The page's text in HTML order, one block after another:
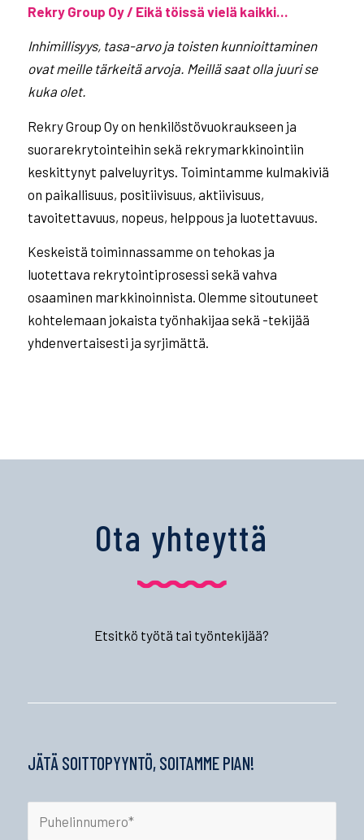
Rekry Group Oy / Eikä töissä vielä kaikki…
Inhimillisyys, tasa-arvo ja toisten kunnioittaminen
ovat meille tärkeitä arvoja. Meillä saat olla juuri se
kuka olet.
Rekry Group Oy on henkilöstövuokraukseen ja
suorarekrytointeihin sekä rekrymarkkinointiin
keskittynyt palveluyritys. Toimintamme kulmakiviä
on paikallisuus, positiivisuus, aktiivisuus,
tavoitettavuus, nopeus, helppous ja luotettavuus.
Keskeistä toiminnassamme on tehokas ja
luotettava rekrytointiprosessi sekä vahva
osaaminen markkinoinnista. Olemme sitoutuneet
kohtelemaan jokaista työnhakijaa sekä -tekijää
yhdenvertaisesti ja syrjimättä.
Ota yhteyttä
Etsitkö työtä tai työntekijää?
JÄTÄ SOITTOPYYNTÖ, SOITAMME PIAN!